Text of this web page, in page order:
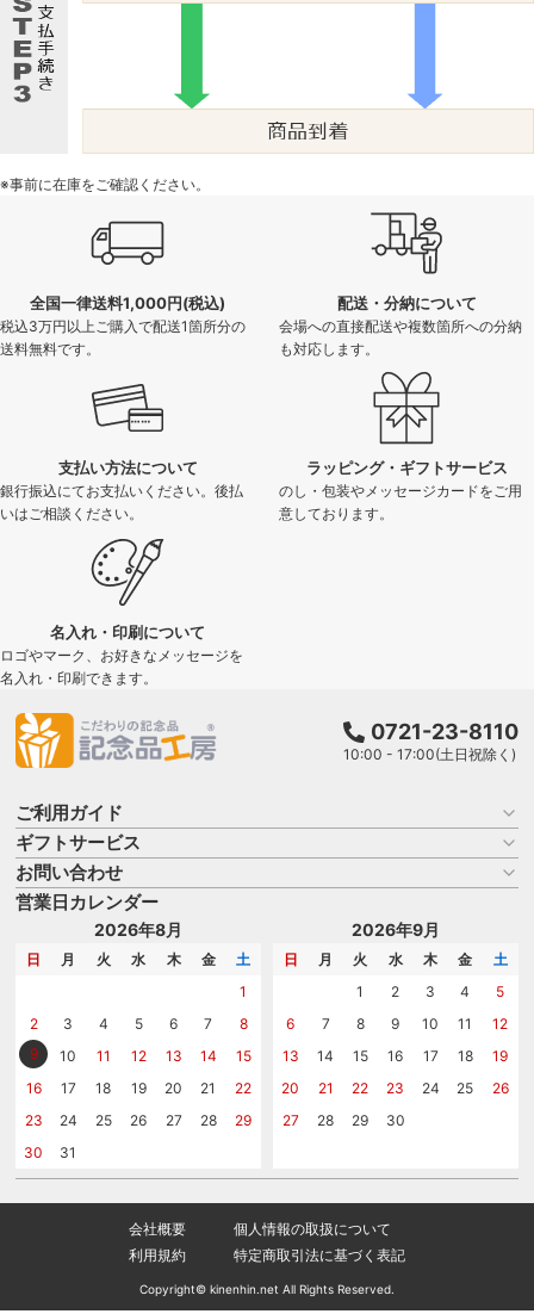
※事前に在庫をご確認ください。
全国一律送料1,000円(税込)
税込3万円以上ご購入で配送1箇所分の
送料無料です。
配送・分納について
会場への直接配送や複数箇所への分納
も対応します。
支払い方法について
銀行振込にてお支払いください。後払
いはご相談ください。
ラッピング・ギフトサービス
のし・包装やメッセージカードをご用
意しております。
名入れ・印刷について
ロゴやマーク、お好きなメッセージを
名入れ・印刷できます。
0721-23-8110
10:00 - 17:00(土日祝除く)
ご利用ガイド
お買い物ガイド
よくある質問
はじめての記念品選び
記念品工房の使い方
ギフトサービス
名入れについて
のし
メッセージカード
お問い合わせ
商品選びを相談する
名入れについて相談する
カタログを請求する
営業日カレンダー
2026年8月
日 月 火 水 木 金
土
1
2
3 4 5 6 7
8
9
10 11 12 13 14
15
16
17 18 19 20 21
22
23
24 25 26 27 28
29
30
31
2026年9月
日 月 火 水 木 金
土
1
2 3 4
5
6
7 8 9 10 11
12
13
14 15 16 17 18
19
20
21 22 23 24 25
26
27
28 29 30
会社概要
個人情報の取扱について
利用規約
特定商取引法に基づく表記
Copyright© kinenhin.net All Rights Reserved.